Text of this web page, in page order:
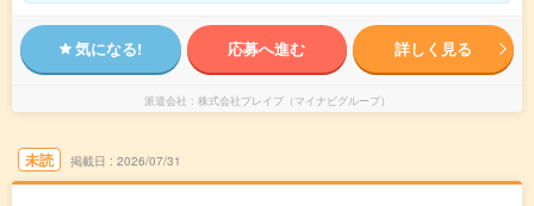
気になる! 応募へ進む 詳しく見る
派遣会社 株式会社ブレイブ（マイナビグループ）
未読 掲載日 2026/07/31